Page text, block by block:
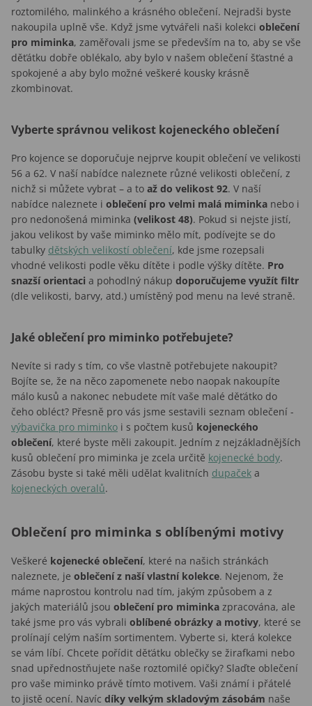
roztomilého, malinkého a krásného oblečení. Nejradši byste
nakoupila uplně vše. Když jsme vytvářeli naši kolekci oblečení
pro miminka, zaměřovali jsme se především na to, aby se vše
děťátku dobře oblékalo, aby bylo v našem oblečení šťastné a
spokojené a aby bylo možné veškeré kousky krásně
zkombinovat.
Vyberte správnou velikost kojeneckého oblečení
Pro kojence se doporučuje nejprve koupit oblečení ve velikosti
56 a 62. V naší nabídce naleznete různé velikosti oblečení, z
nichž si můžete vybrat – a to až do velikost 92. V naší
nabídce naleznete i oblečení pro velmi malá miminka nebo i
pro nedonošená miminka (velikost 48). Pokud si nejste jistí,
jakou velikost by vaše miminko mělo mít, podívejte se do
tabulky dětských velikostí oblečení, kde jsme rozepsali
vhodné velikosti podle věku dítěte i podle výšky dítěte. Pro
snazší orientaci a pohodlný nákup doporučujeme využít filtr
(dle velikosti, barvy, atd.) umístěný pod menu na levé straně.
Jaké oblečení pro miminko potřebujete?
Nevíte si rady s tím, co vše vlastně potřebujete nakoupit?
Bojíte se, že na něco zapomenete nebo naopak nakoupíte
málo kusů a nakonec nebudete mít vaše malé děťátko do
čeho obléct? Přesně pro vás jsme sestavili seznam oblečení -
výbavička pro miminko i s počtem kusů kojeneckého
oblečení, které byste měli zakoupit. Jedním z nejzákladnějších
kusů oblečení pro miminka je zcela určitě kojenecké body.
Zásobu byste si také měli udělat kvalitních dupaček a
kojeneckých overalů.
Oblečení pro miminka s oblíbenými motivy
Veškeré kojenecké oblečení, které na našich stránkách
naleznete, je oblečení z naší vlastní kolekce. Nejenom, že
máme naprostou kontrolu nad tím, jakým způsobem a z
jakých materiálů jsou oblečení pro miminka zpracována, ale
také jsme pro vás vybrali oblíbené obrázky a motivy, které se
prolínají celým naším sortimentem. Vyberte si, která kolekce
se vám líbí. Chcete pořídit děťátku oblečky se žirafkami nebo
snad upřednostňujete naše roztomilé opičky? Slaďte oblečení
pro vaše miminko právě tímto motivem. Vaši známí i přátelé
to jistě ocení. Navíc díky velkým skladovým zásobám naše